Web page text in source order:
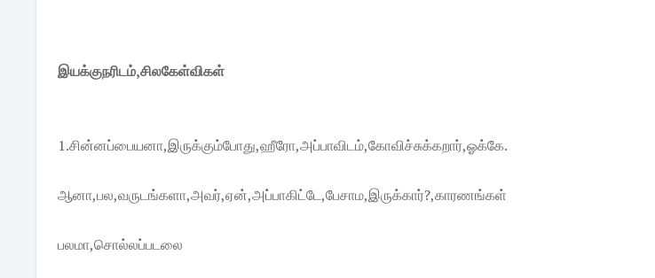
இயக்குநரிடம்,சிலகேள்விகள்
1.சின்னப்பையனா,இருக்கும்போது,ஹீரோ,அப்பாவிடம்,கோவிச்சுக்கறார்,ஓக்கே.
ஆனா,பல,வருடங்களா,அவர்,ஏன்,அப்பாகிட்டே,பேசாம,இருக்கார்?,காரணங்கள்
பலமா,சொல்லப்படலை